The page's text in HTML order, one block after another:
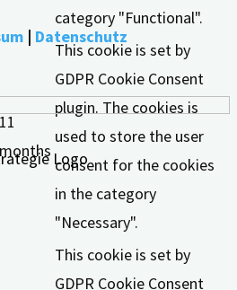
| Datenschutz
category "Functional".
11
months
This cookie is set by
GDPR Cookie Consent
plugin. The cookies is
used to store the user
consent for the cookies
in the category
"Necessary".
This cookie is set by
GDPR Cookie Consent